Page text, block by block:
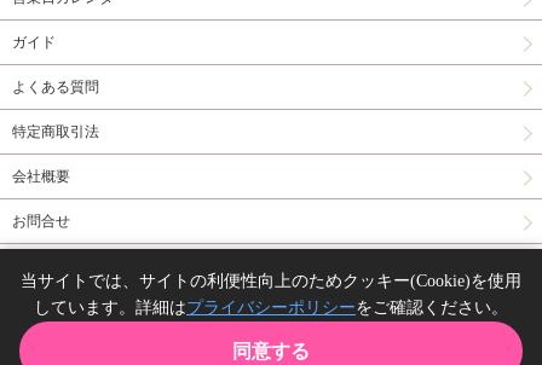
Picnic Mood」02/月は
みちかけケモノの恋
(描き下ろしイラスト)
野白ぐり
花嫁 共鳴恋情２」ア
クリルカード【D】
638
岩本薫/幸村佳苗
予約する
花嫁 共鳴恋情２」ア
クリルカード【A】
（税込）
岩本薫/幸村佳苗
ガイド
よくある質問
特定商取引法
会社概要
お問合せ
Copyright(C) comicomi studio. All right reserved.
当サイトでは、サイトの利便性向上のためクッキー(Cookie)を使用
しています。詳細はプライバシーポリシーをご確認ください。
同意する